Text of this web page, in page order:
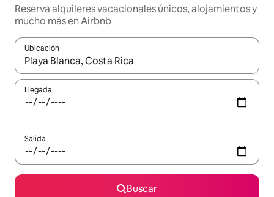
Reserva alquileres vacacionales únicos, alojamientos y
mucho más en Airbnb
Ubicación
Cuando los resultados estén disponibles, navega con las
Llegada
Salida
Buscar